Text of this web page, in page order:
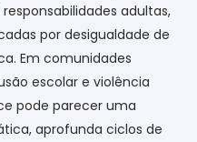
adultas,
por desigualdade de
Em comunidades
escolar e violência
pode parecer uma
aprofunda ciclos de